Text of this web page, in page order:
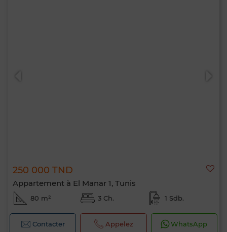
250 000 TND
Appartement à El Manar 1, Tunis
80 m² 3 Ch. 1 Sdb.
Contacter Appelez WhatsApp